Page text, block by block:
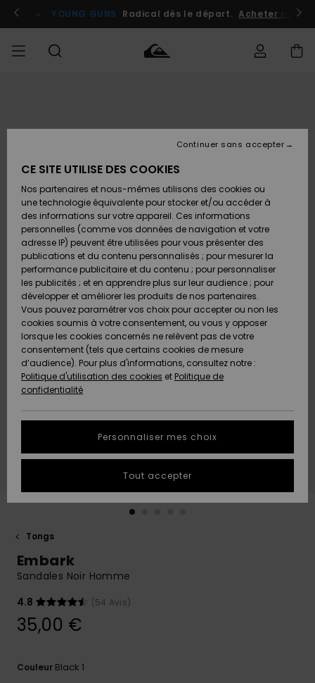
l'information
le
Se connecter / s'inscrire
YOUNG GUNS Radical dès le départ. Acheter
Chaussures
& Tongs
Surf
Snow
Nouveautés
A
Découvrir
Chaussures
& Tongs
Surf
Snow
Nouveautés
A
Découvrir
FEMME
A
Découvrir
Snow
SURF
Surf
Shop
Enfant
Highlights
Communauté
SNOW
Snow
Shop
Enfant
Snow
Shop
Femme
A
Découvrir
Communauté
OUTLET
Enfant
Outlet
Femme
AIDE &
CONTACT
Retours
Paiement
Carte
Cadeau
Quiksilver
Freedom
Protection
des
tailles
conversation
à votre
Démarrer
MAGASINS
QUIKSILVER
Tongs
Embark
Sandales Noir Homme
4.8
(54 Avis)
35,00 €
Couleur Black 1
CE SITE UTILISE DES COOKIES
Nos partenaires et nous-mêmes utilisons des cookies ou
une technologie équivalente pour stocker et/ou accéder à
des informations sur votre appareil. Ces informations
personnelles (comme vos données de navigation et votre
adresse IP) peuvent être utilisées pour vous présenter des
publications et du contenu personnalisés ; pour mesurer la
performance publicitaire et du contenu ; pour personnaliser
les publicités ; et en apprendre plus sur leur audience ; pour
développer et améliorer les produits de nos partenaires.
Vous pouvez paramétrer vos choix pour accepter ou non les
cookies soumis à votre consentement, ou vous y opposer
lorsque les cookies concernés ne relèvent pas de votre
consentement (tels que certains cookies de mesure
d’audience). Pour plus d'informations, consultez notre :
Politique d'utilisation des cookies et Politique de
confidentialité
Personnaliser mes choix
Continuer sans accepter
Tout accepter